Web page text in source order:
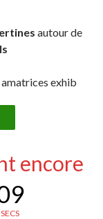
autour de
exhib
encore
SECS